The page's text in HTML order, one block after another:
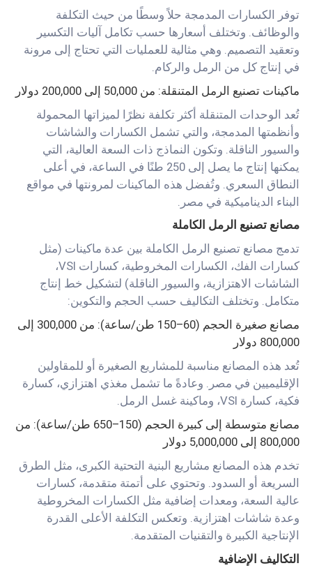
توفر الكسارات المدمجة حلاً وسطًا من حيث التكلفة
والوظائف. وتختلف أسعارها حسب تكامل آليات التكسير
وتعقيد التصميم. وهي مثالية للعمليات التي تحتاج إلى مرونة
في إنتاج كل من الرمل والركام.
ماكينات تصنيع الرمل المتنقلة: من 50,000 إلى 200,000 دولار
تُعد الوحدات المتنقلة أكثر تكلفة نظرًا لميزاتها المحمولة
وأنظمتها المدمجة، والتي تشمل الكسارات والشاشات
والسيور الناقلة. وتكون النماذج ذات السعة العالية، التي
يمكنها إنتاج ما يصل إلى 250 طنًا في الساعة، في أعلى
النطاق السعري. وتُفضل هذه الماكينات لمرونتها في مواقع
البناء الديناميكية في مصر.
مصانع تصنيع الرمل الكاملة
تدمج مصانع تصنيع الرمل الكاملة بين عدة ماكينات (مثل
كسارات الفك، الكسارات المخروطية، كسارات VSI،
الشاشات الاهتزازية، والسيور الناقلة) لتشكيل خط إنتاج
متكامل. وتختلف التكاليف حسب الحجم والتكوين:
مصانع صغيرة الحجم (60–150 طن/ساعة): من 300,000 إلى
800,000 دولار
تُعد هذه المصانع مناسبة للمشاريع الصغيرة أو للمقاولين
الإقليميين في مصر. وعادةً ما تشمل مغذي اهتزازي، كسارة
فكية، كسارة VSI، وماكينة غسل الرمل.
مصانع متوسطة إلى كبيرة الحجم (150–650 طن/ساعة): من
800,000 إلى 5,000,000 دولار
تخدم هذه المصانع مشاريع البنية التحتية الكبرى، مثل الطرق
السريعة أو السدود. وتحتوي على أتمتة متقدمة، كسارات
عالية السعة، ومعدات إضافية مثل الكسارات المخروطية
وعدة شاشات اهتزازية. وتعكس التكلفة الأعلى القدرة
الإنتاجية الكبيرة والتقنيات المتقدمة.
التكاليف الإضافية